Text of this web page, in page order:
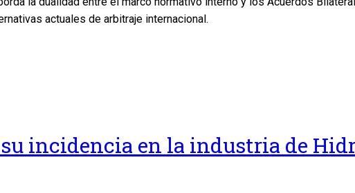
actuales de arbitraje internacional.
su incidencia en la industria de